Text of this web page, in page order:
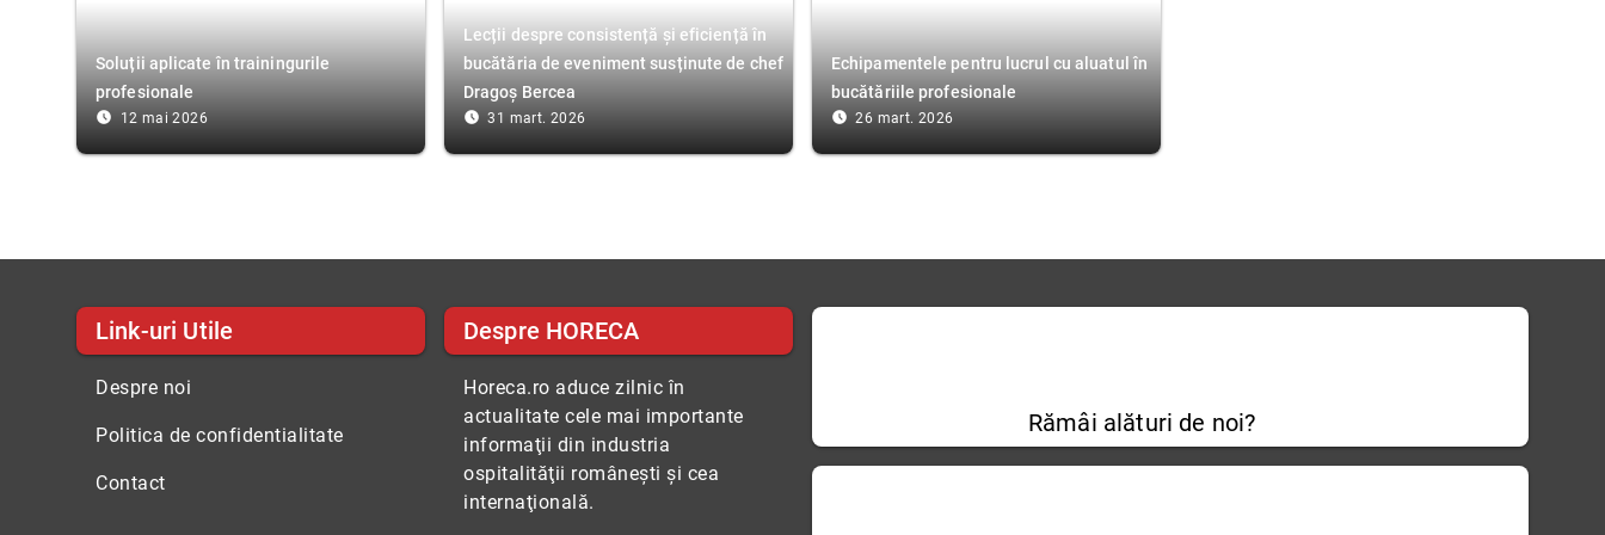
Soluții aplicate în trainingurile
profesionale
access_time_filled 12 mai 2026
Lecții despre consistență și eficiență în
bucătăria de eveniment susținute de chef
Dragoș Bercea
access_time_filled 31 mart. 2026
Echipamentele pentru lucrul cu aluatul în
bucătăriile profesionale
access_time_filled 26 mart. 2026
Link-uri Utile
Despre noi
Politica de confidentialitate
Contact
Despre HORECA
Horeca.ro aduce zilnic în
actualitate cele mai importante
informaţii din industria
ospitalităţii româneşti şi cea
internaţională.
Rămâi alături de noi?